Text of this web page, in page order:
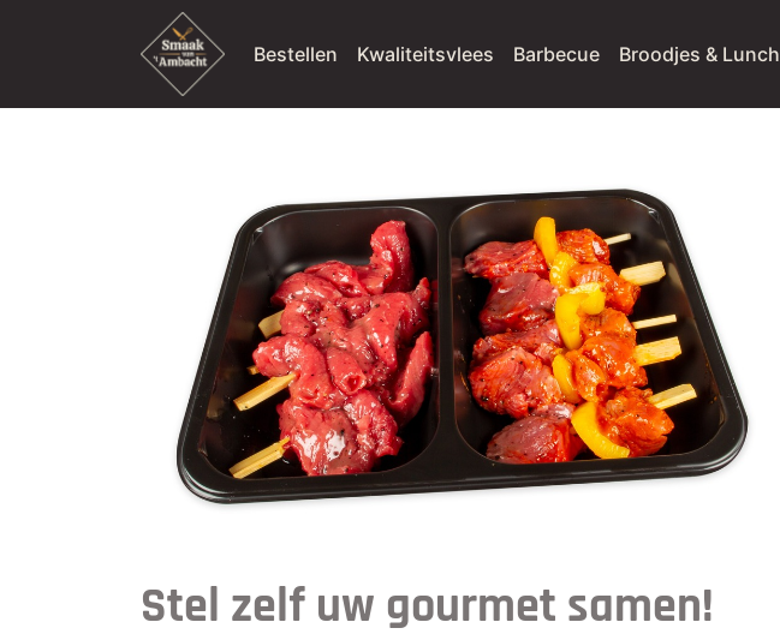
Bestellen Kwaliteitsvlees Barbecue Broodjes & Lunch
Stel zelf uw gourmet samen!